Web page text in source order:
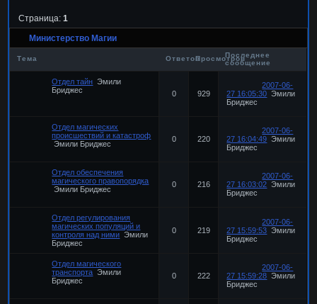
Министерство Магии
Страница: 1
Тема ОтветовПросмотровПоследнее
сообщение
Отдел тайн Эмили
Бриджес
0 929
2007-06-
27 16:05:30 Эмили
Бриджес
Отдел магических
происшествий и катастроф
Эмили Бриджес
0 220
2007-06-
27 16:04:49 Эмили
Бриджес
Отдел обеспечения
магического правопорядка
Эмили Бриджес
0 216
2007-06-
27 16:03:02 Эмили
Бриджес
Отдел регулирования
магических популяций и
контроля над ними Эмили
Бриджес
0 219
2007-06-
27 15:59:53 Эмили
Бриджес
Отдел магического
транспорта Эмили
Бриджес
0 222
2007-06-
27 15:59:28 Эмили
Бриджес